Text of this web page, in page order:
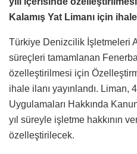
Kalamış Yat Limanı için
Türkiye Denizcilik İşletmeleri
süreçleri tamamlanan
özelleştirilmesi için
ihale ilanı yayınlandı. Liman,
Uygulamaları Hakkında
yıl süreyle işletme hakkının
özelleştirilecek.